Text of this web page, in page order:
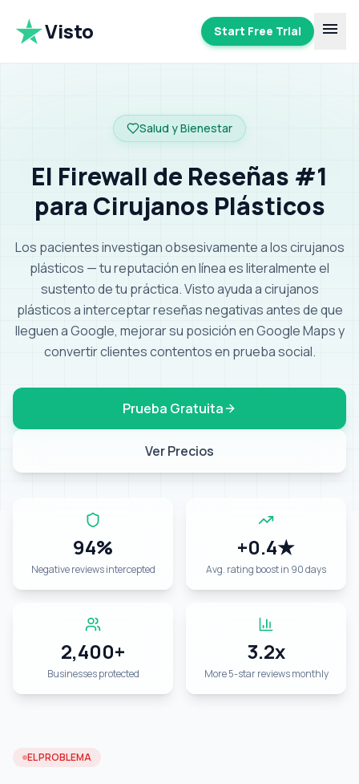
Visto Start Free Trial menu
Salud y Bienestar
El Firewall de Reseñas #1
para Cirujanos Plásticos
Los pacientes investigan obsesivamente a los cirujanos
plásticos — tu reputación en línea es literalmente el
sustento de tu práctica.Visto ayuda a cirujanos
plásticos a interceptar reseñas negativas antes de que
lleguen a Google, mejorar su posición en Google Maps y
convertir clientes contentos en prueba social.
Prueba Gratuita
Ver Precios
94%
Negative reviews intercepted
+0.4★
Avg. rating boost in 90 days
2,400+
Businesses protected
3.2x
More 5-star reviews monthly
EL PROBLEMA